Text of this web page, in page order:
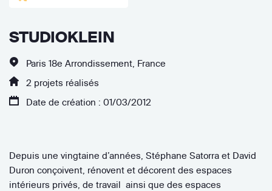
STUDIOKLEIN
Paris 18e Arrondissement, France
2 projets réalisés
Date de création : 01/03/2012
Depuis une vingtaine d’années, Stéphane Satorra et David
Duron conçoivent, rénovent et décorent des espaces
intérieurs privés, de travail ainsi que des espaces